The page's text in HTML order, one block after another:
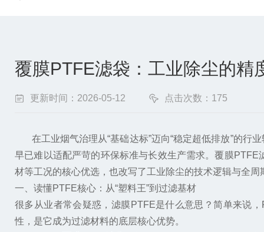
覆膜PTFE滤袋：工业除尘的精
更新时间：2026-05-12 点击次数：175
在工业烟气治理从“基础达标”迈向“稳定超低排放”的行
早已难以适配严苛的环保标准与长效生产需求。覆膜
材等工况的核心优选，也改写了工业除尘的技术逻辑与全周
一、读懂PTFE核心：从“塑料王”到过滤基材
很多从业者常会疑惑，滤膜PTFE是什么意思？简单来说
性，是它成为过滤材料的底层核心优势。